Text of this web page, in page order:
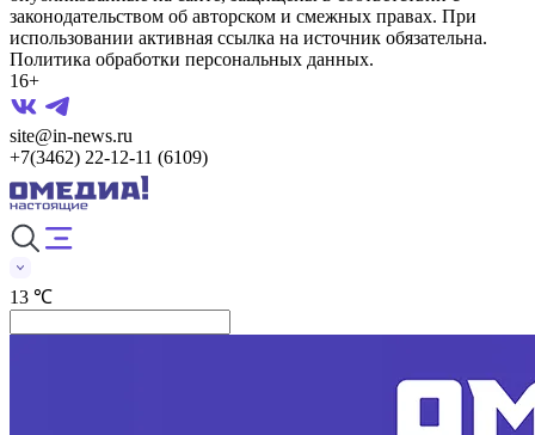
законодательством об авторском и смежных правах. При
использовании активная ссылка на источник обязательна.
Политика обработки персональных данных.
16+
site@in-news.ru
+7(3462) 22-12-11 (6109)
13 ℃